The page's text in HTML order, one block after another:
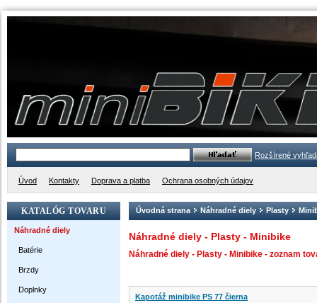
Rozšírené
Úvod Kontakty Doprava a platba Ochrana osobných údajov
KATALÓG TOVARU
Náhradné diely
Batérie
Brzdy
Doplnky
Úvodná strana Náhradné diely Plasty
Náhradné diely - Plasty - Minibike
Náhradné diely - Plasty - Minibike - zoznam
Kapotáž minibike PS 77 čierna